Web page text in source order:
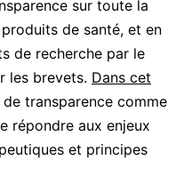
sur toute la
de santé, et en
de recherche par le
les brevets. Dans cet
transparence comme
répondre aux enjeux
et principes